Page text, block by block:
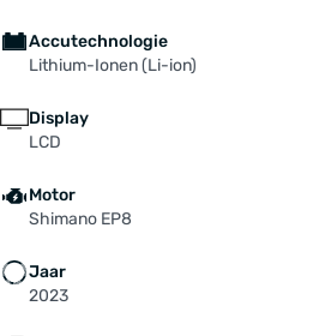
Accutechnologie
Lithium-Ionen (Li-ion)
Display
LCD
Motor
Shimano EP8
Jaar
2023